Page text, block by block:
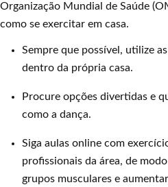
Organização Mundial de Saúde
como se exercitar em casa.
Sempre que possível, utilize
dentro da própria casa.
Procure opções divertidas e
como a dança.
Siga aulas online com
profissionais da área, de
grupos musculares e